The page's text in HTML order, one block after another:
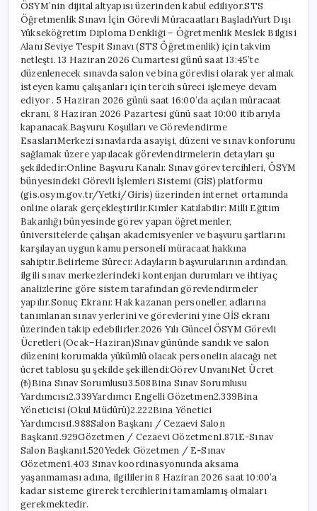
ÖSYM’nin dijital altyapısı üzerinden kabul ediliyor.STS
Öğretmenlik Sınavı İçin Görevli Müracaatları BaşladıYurt Dışı
Yükseköğretim Diploma Denkliği – Öğretmenlik Meslek Bilgisi
Alanı Seviye Tespit Sınavı (STS Öğretmenlik) için takvim
netleşti. 13 Haziran 2026 Cumartesi günü saat 13:45’te
düzenlenecek sınavda salon ve bina görevlisi olarak yer almak
isteyen kamu çalışanları için tercih süreci işlemeye devam
ediyor . 5 Haziran 2026 günü saat 16:00’da açılan müracaat
ekranı, 8 Haziran 2026 Pazartesi günü saat 10:00 itibarıyla
kapanacak.Başvuru Koşulları ve Görevlendirme
EsaslarıMerkezi sınavlarda asayişi, düzeni ve sınav konforunu
sağlamak üzere yapılacak görevlendirmelerin detayları şu
şekildedir:Online Başvuru Kanalı: Sınav görev tercihleri, ÖSYM
bünyesindeki Görevli İşlemleri Sistemi (GİS) platformu
(gis.osym.gov.tr/Yetki/Giris) üzerinden internet ortamında
online olarak gerçekleştirilir.Kimler Katılabilir: Milli Eğitim
Bakanlığı bünyesinde görev yapan öğretmenler,
üniversitelerde çalışan akademisyenler ve başvuru şartlarını
karşılayan uygun kamu personeli müracaat hakkına
sahiptir.Belirleme Süreci: Adayların başvurularının ardından,
ilgili sınav merkezlerindeki kontenjan durumları ve ihtiyaç
analizlerine göre sistem tarafından görevlendirmeler
yapılır.Sonuç Ekranı: Hak kazanan personeller, adlarına
tanımlanan sınav yerlerini ve görevlerini yine GİS ekranı
üzerinden takip edebilirler.2026 Yılı Güncel ÖSYM Görevli
Ücretleri (Ocak–Haziran)Sınav gününde sandık ve salon
düzenini korumakla yükümlü olacak personelin alacağı net
ücret tablosu şu şekilde şekillendi:Görev UnvanıNet Ücret
(₺)Bina Sınav Sorumlusu3.508Bina Sınav Sorumlusu
Yardımcısı2.339Yardımcı Engelli Gözetmen2.339Bina
Yöneticisi (Okul Müdürü)2.222Bina Yönetici
Yardımcısı1.988Salon Başkanı / Cezaevi Salon
Başkanı1.929Gözetmen / Cezaevi Gözetmen1.871E-Sınav
Salon Başkanı1.520Yedek Gözetmen / E-Sınav
Gözetmen1.403 Sınav koordinasyonunda aksama
yaşanmaması adına, ilgililerin 8 Haziran 2026 saat 10:00’a
kadar sisteme girerek tercihlerini tamamlamış olmaları
gerekmektedir.